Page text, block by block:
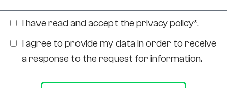
I have read and accept the privacy policy*.
I agree to provide my data in order to receive
a response to the request for information.